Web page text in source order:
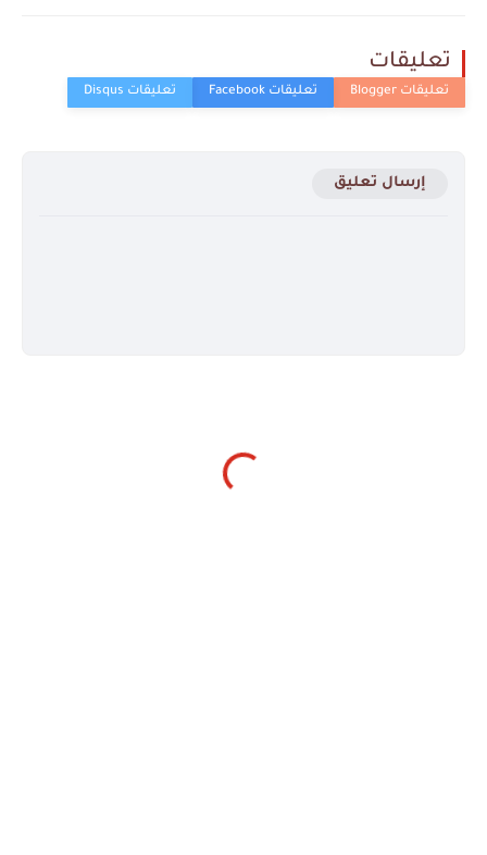
تعليقات
إرسال تعليق